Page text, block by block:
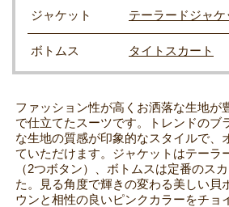
ジャケット テーラードジャケ
ボトムス タイトスカート
ファッション性が高くお洒落な生地が
で仕立てたスーツです。トレンドのブ
な生地の質感が印象的なスタイルで、
ていただけます。ジャケットはテーラ
（2つボタン）、ボトムスは定番のス
た。見る角度で輝きの変わる美しい貝
ウンと相性の良いピンクカラーをチョ